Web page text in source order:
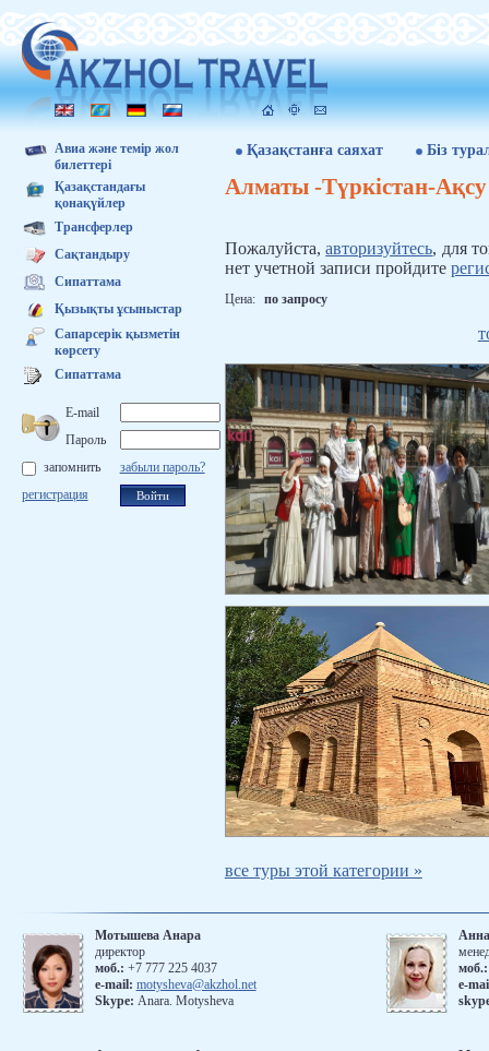
Қазақстанға саяхат Бiз
Авиа және темір жол
билеттері
Қазақстандағы
қонақүйлер
Трансферлер
Сақтандыру
Сипаттама
Қызықты ұсыныстар
Сапарсерік қызметін
көрсету
Сипаттама
E-mail
Пароль
забыли пароль?
запомнить
регистрация
Алматы -Түркістан-
Пожалуйста,авторизуйтесь, для
нет учетной записи пройдите
Цена: по запросу
все туры этой категории »
Мотышева Анара
директор
моб.: +7 777 225 4037
е-mail: motysheva@akzhol.net
Skype: Anara. Motysheva
е-